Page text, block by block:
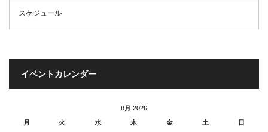
スケジュール
イベントカレンダー
8月 2026
月
火 水 木 金 土 日